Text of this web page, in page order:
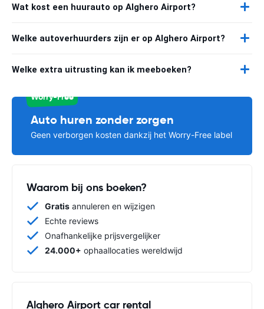
Wat kost een huurauto op Alghero Airport?
Welke autoverhuurders zijn er op Alghero Airport?
Welke extra uitrusting kan ik meeboeken?
Worry-Free
Auto huren zonder zorgen
Geen verborgen kosten dankzij het Worry-Free label
Waarom bij ons boeken?
Gratis annuleren en wijzigen
Echte reviews
Onafhankelijke prijsvergelijker
24.000+ ophaallocaties wereldwijd
Alghero Airport car rental